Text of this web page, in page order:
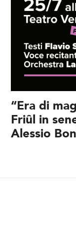
“Era di
Friûl in
Alessio